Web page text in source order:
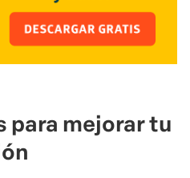
para mejorar tu